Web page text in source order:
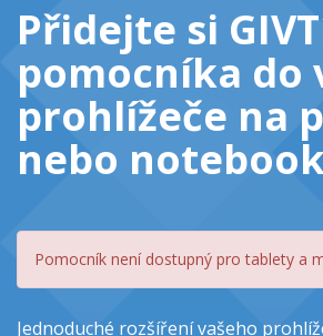
Přidejte si
pomocníka do
prohlížeče na
nebo
Pomocník není dostupný pro tablety a
Jednoduché rozšíření vašeho